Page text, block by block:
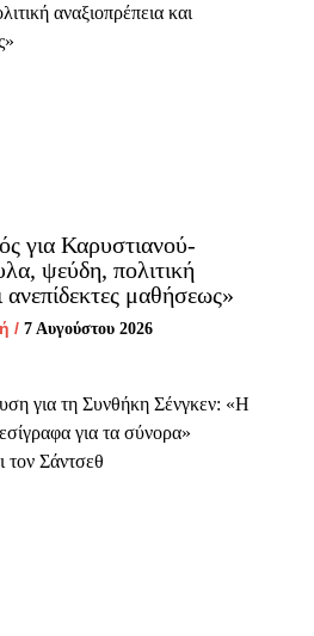
για Καρυστιανού-
ψεύδη, πολιτική
ανεπίδεκτες μαθήσεως»
/ 7 Αυγούστου 2026